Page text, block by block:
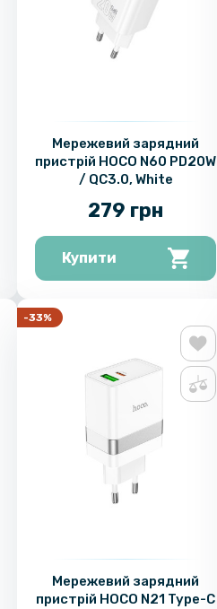
Мережевий зарядний
пристрій HOCO N60 PD20W
/ QC3.0, White
279 грн
Купити
-33%
Мережевий зарядний
пристрій HOCO N21 Type-C